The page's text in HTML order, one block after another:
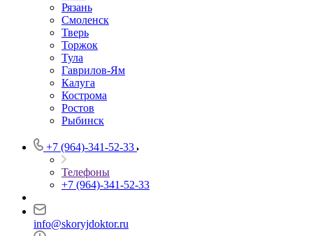
Рязань
Смоленск
Тверь
Торжок
Тула
Гаврилов-Ям
Калуга
Кострома
Ростов
Рыбинск
+7 (964)-341-52-33
Телефоны
+7 (964)-341-52-33
info@skoryjdoktor.ru